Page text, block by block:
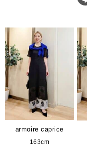
armoire caprice
163cm